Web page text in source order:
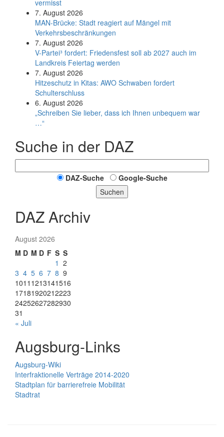
vermisst
7. August 2026
MAN-Brücke: Stadt reagiert auf Mängel mit
Verkehrsbeschränkungen
7. August 2026
V-Partei­³ fordert: Friedens­fest soll ab 2027 auch im
Land­kreis Feier­tag werden
7. August 2026
Hitzeschutz in Kitas: AWO Schwaben fordert
Schulterschluss
6. August 2026
„Schreiben Sie lieber, dass ich Ihnen unbequem war
…“
Suche in der DAZ
DAZ-Suche
Google-Suche
Suchen
DAZ Archiv
August 2026
M D M D F S S
1 2
3 4 5 6 7 8 9
1011 1213141516
17181920212223
24252627282930
31
« Juli
Augsburg-Links
Augsburg-Wiki
Interfraktionelle Verträge 2014-2020
Stadtplan für barrierefreie Mobilität
Stadtrat